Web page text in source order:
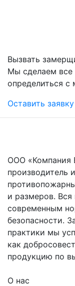
Вызвать
Мы сделаем
определиться
Оставить заявку
ООО «Компания
производитель
и размеров. Вся
современным
безопасности.
практики мы
как
продукцию по
О нас